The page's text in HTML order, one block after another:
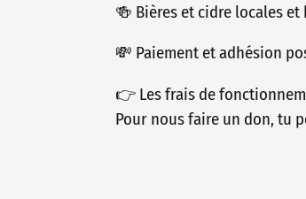
🍻 Bières et cidre locales
💸 Paiement et adhésion
👉 Les frais de
Pour nous faire un don, tu